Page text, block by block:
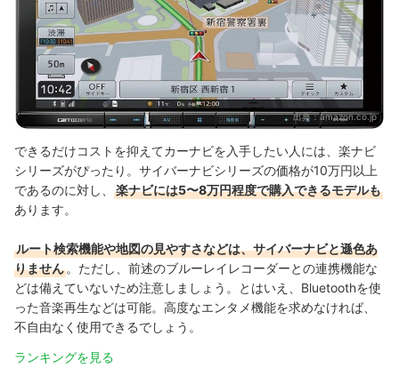
出典：amazon.co.jp
できるだけコストを抑えてカーナビを入手したい人には、楽ナビ
シリーズがぴったり。サイバーナビシリーズの価格が10万円以上
であるのに対し、
楽ナビには5〜8万円程度で購入できるモデルも
あります。
ルート検索機能や地図の見やすさなどは、サイバーナビと遜色あ
りません 。ただし、前述のブルーレイレコーダーとの連携機能な
どは備えていないため注意しましょう。とはいえ、Bluetoothを使
った音楽再生などは可能。高度なエンタメ機能を求めなければ、
不自由なく使用できるでしょう。
ランキングを見る